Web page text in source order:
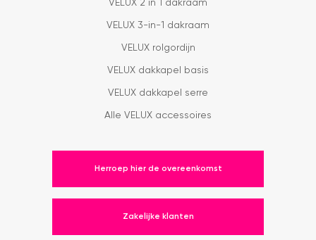
VELUX 2 in 1 dakraam
VELUX 3-in-1 dakraam
VELUX rolgordijn
VELUX dakkapel basis
VELUX dakkapel serre
Alle VELUX accessoires
Herroep hier de overeenkomst
Zakelijke klanten